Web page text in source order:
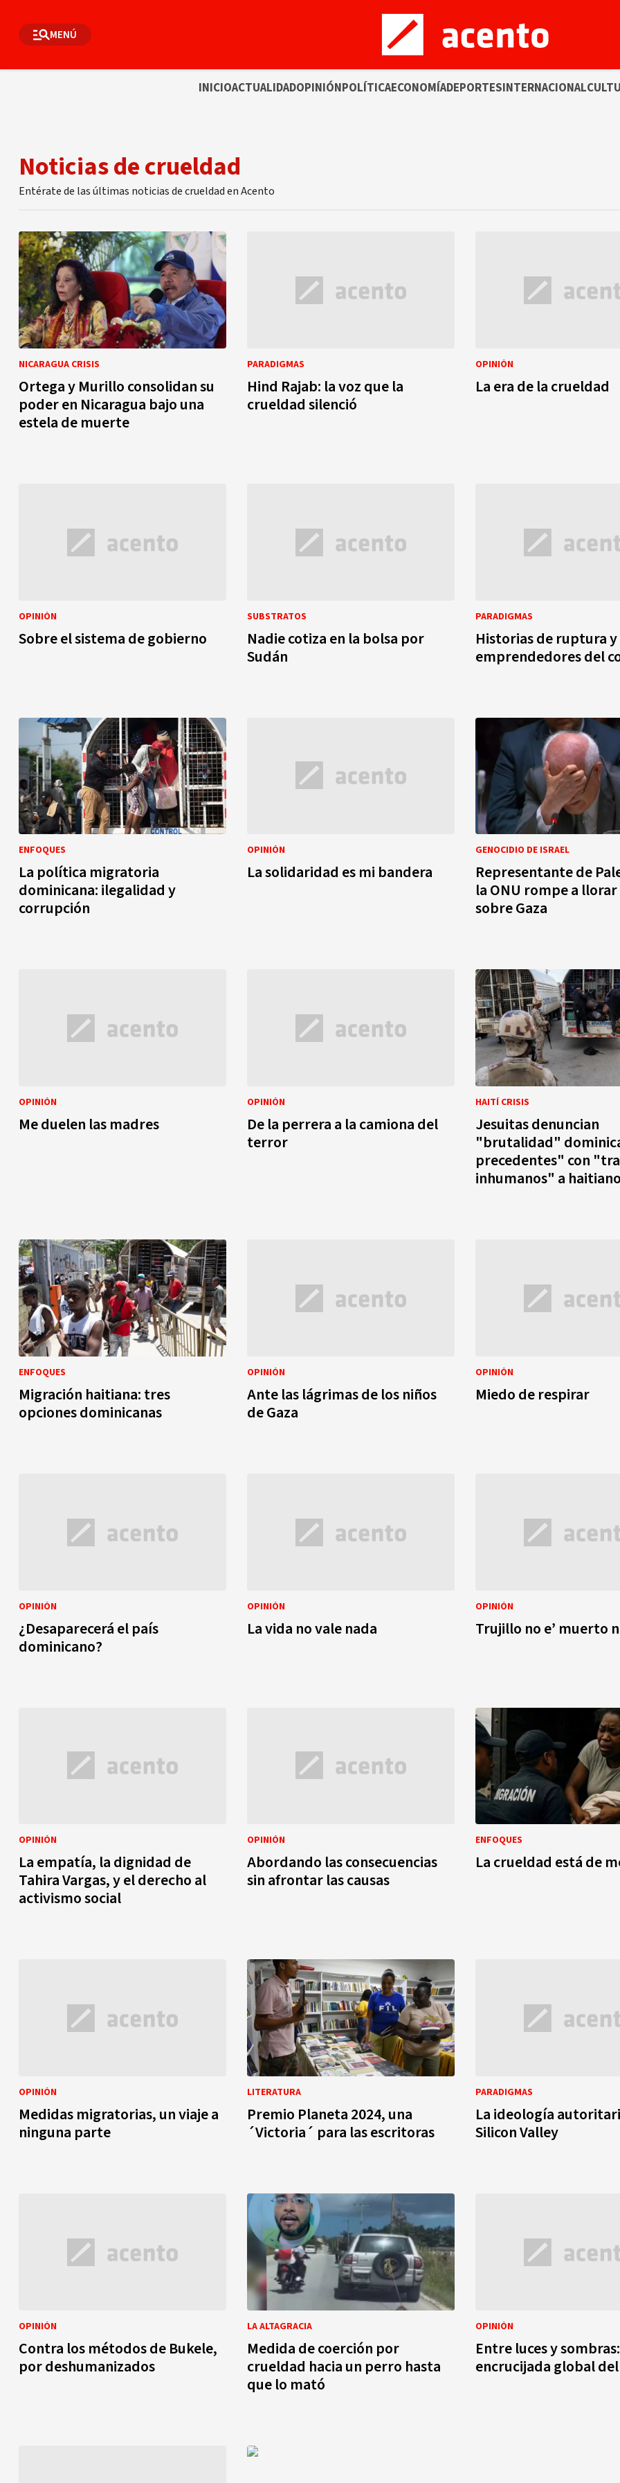
MENÚ
INICIOACTUALIDADOPINIÓNPOLÍTICAECONOMÍADEPORTESINTERNACIONAL
Noticias de crueldad
Entérate de las últimas noticias de crueldad en Acento
NICARAGUA CRISIS
Ortega y Murillo consolidan su
poder en Nicaragua bajo una
estela de muerte
PARADIGMAS
Hind Rajab: la voz que la
crueldad silenció
OPINIÓN
La era de la crueldad
OPINIÓN
Sobre el sistema de gobierno
SUBSTRATOS
Nadie cotiza en la bolsa por
Sudán
PARADIGMAS
Historias de ruptura y
emprendedores del
ENFOQUES
La política migratoria
dominicana: ilegalidad y
corrupción
OPINIÓN
La solidaridad es mi bandera
GENOCIDIO DE ISRAEL
Representante de
la ONU rompe a
sobre Gaza
OPINIÓN
Me duelen las madres
OPINIÓN
De la perrera a la camiona del
terror
HAITÍ CRISIS
Jesuitas denuncian
"brutalidad"
precedentes" con
inhumanos" a
ENFOQUES
Migración haitiana: tres
opciones dominicanas
OPINIÓN
Ante las lágrimas de los niños
de Gaza
OPINIÓN
Miedo de respirar
OPINIÓN
¿Desaparecerá el país
dominicano?
OPINIÓN
La vida no vale nada
OPINIÓN
Trujillo no e’ muerto
OPINIÓN
La empatía, la dignidad de
Tahira Vargas, y el derecho al
activismo social
OPINIÓN
Abordando las consecuencias
sin afrontar las causas
ENFOQUES
La crueldad está de
OPINIÓN
Medidas migratorias, un viaje a
ninguna parte
LITERATURA
Premio Planeta 2024, una
´Victoria´ para las escritoras
PARADIGMAS
La ideología
Silicon Valley
OPINIÓN
Contra los métodos de Bukele,
por deshumanizados
LA ALTAGRACIA
Medida de coerción por
crueldad hacia un perro hasta
que lo mató
OPINIÓN
Entre luces y
encrucijada global